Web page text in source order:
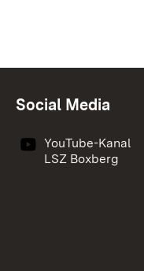
Social Media
YouTube-Kanal
LSZ Boxberg